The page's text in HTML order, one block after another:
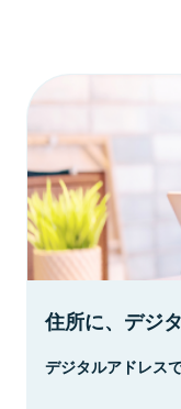
住所に、デジ
デジタルアドレス